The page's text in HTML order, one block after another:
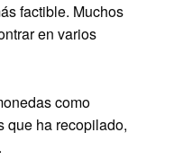
factible. Muchos
en varios
como
que ha recopilado,